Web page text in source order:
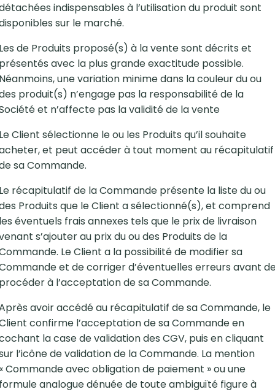
indispensables à l’utilisation du produit sont
sur le marché.
de Produits proposé(s) à la vente sont décrits et
avec la plus grande exactitude possible.
une variation minime dans la couleur du ou
produit(s) n’engage pas la responsabilité de la
et n’affecte pas la validité de la vente
Client sélectionne le ou les Produits qu’il souhaite
et peut accéder à tout moment au récapitulatif
sa Commande.
récapitulatif de la Commande présente la liste du ou
Produits que le Client a sélectionné(s), et comprend
éventuels frais annexes tels que le prix de livraison
s’ajouter au prix du ou des Produits de la
Le Client a la possibilité de modifier sa
et de corriger d’éventuelles erreurs avant
à l’acceptation de sa Commande.
avoir accédé au récapitulatif de sa Commande, le
confirme l’acceptation de sa Commande en
la case de validation des CGV, puis en cliquant
l’icône de validation de la Commande. La mention
Commande avec obligation de paiement » ou une
analogue dénuée de toute ambiguïté figure à